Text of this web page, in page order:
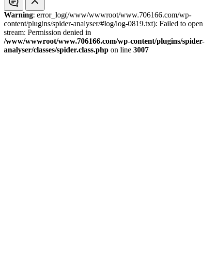
Warning: error_log(/www/wwwroot/www.706166.com/wp-
content/plugins/spider-analyser/#log/log-0819.txt): Failed to open
stream: Permission denied in
/www/wwwroot/www.706166.com/wp-content/plugins/spider-
analyser/classes/spider.class.php on line 3007